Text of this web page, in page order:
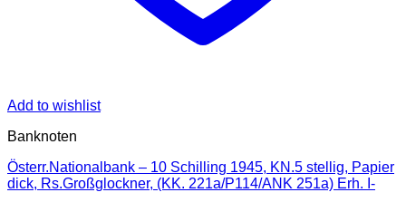
Add to wishlist
Banknoten
Österr.Nationalbank – 10 Schilling 1945, KN.5 stellig, Papier
dick, Rs.Großglockner, (KK. 221a/P114/ANK 251a) Erh. I-